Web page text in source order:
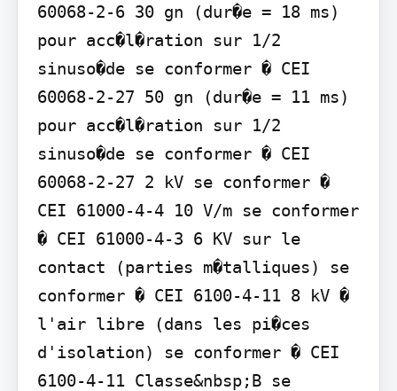
60068-2-6 30 gn (dur�e = 18 ms)
pour acc�l�ration sur 1/2
sinuso�de se conformer � CEI
60068-2-27 50 gn (dur�e = 11 ms)
pour acc�l�ration sur 1/2
sinuso�de se conformer � CEI
60068-2-27 2 kV se conformer �
CEI 61000-4-4 10 V/m se conformer
� CEI 61000-4-3 6 KV sur le
contact (parties m�talliques) se
conformer � CEI 6100-4-11 8 kV �
l'air libre (dans les pi�ces
d'isolation) se conformer � CEI
6100-4-11 Classe&nbsp;B se